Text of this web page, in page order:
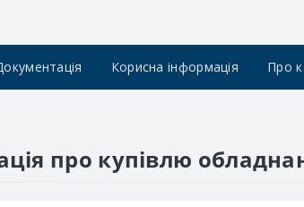
Корисна інформація Про
про купівлю